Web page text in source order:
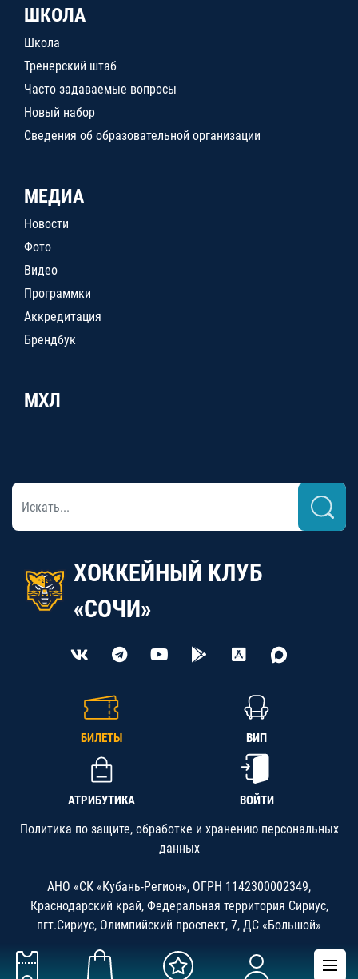
ШКОЛА
Школа
Тренерский штаб
Часто задаваемые вопросы
Новый набор
Сведения об образовательной организации
МЕДИА
Новости
Фото
Видео
Программки
Аккредитация
Брендбук
МХЛ
ХОККЕЙНЫЙ КЛУБ
«СОЧИ»
БИЛЕТЫ ВИП
АТРИБУТИКА ВОЙТИ
Политика по защите, обработке и хранению персональных
данных
АНО «СК «Кубань-Регион», ОГРН 1142300002349,
Краснодарский край, Федеральная территория Сириус,
пгт.Сириус, Олимпийский проспект, 7, ДС «Большой»